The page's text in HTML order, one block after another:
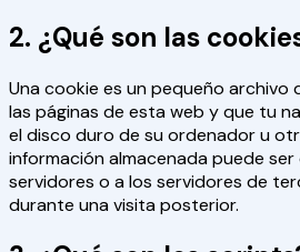
2. ¿Qué son las
Una cookie es un pequeño archivo
las páginas de esta web y que tu
el disco duro de su ordenador u
información almacenada puede
servidores o a los servidores de
durante una visita posterior.